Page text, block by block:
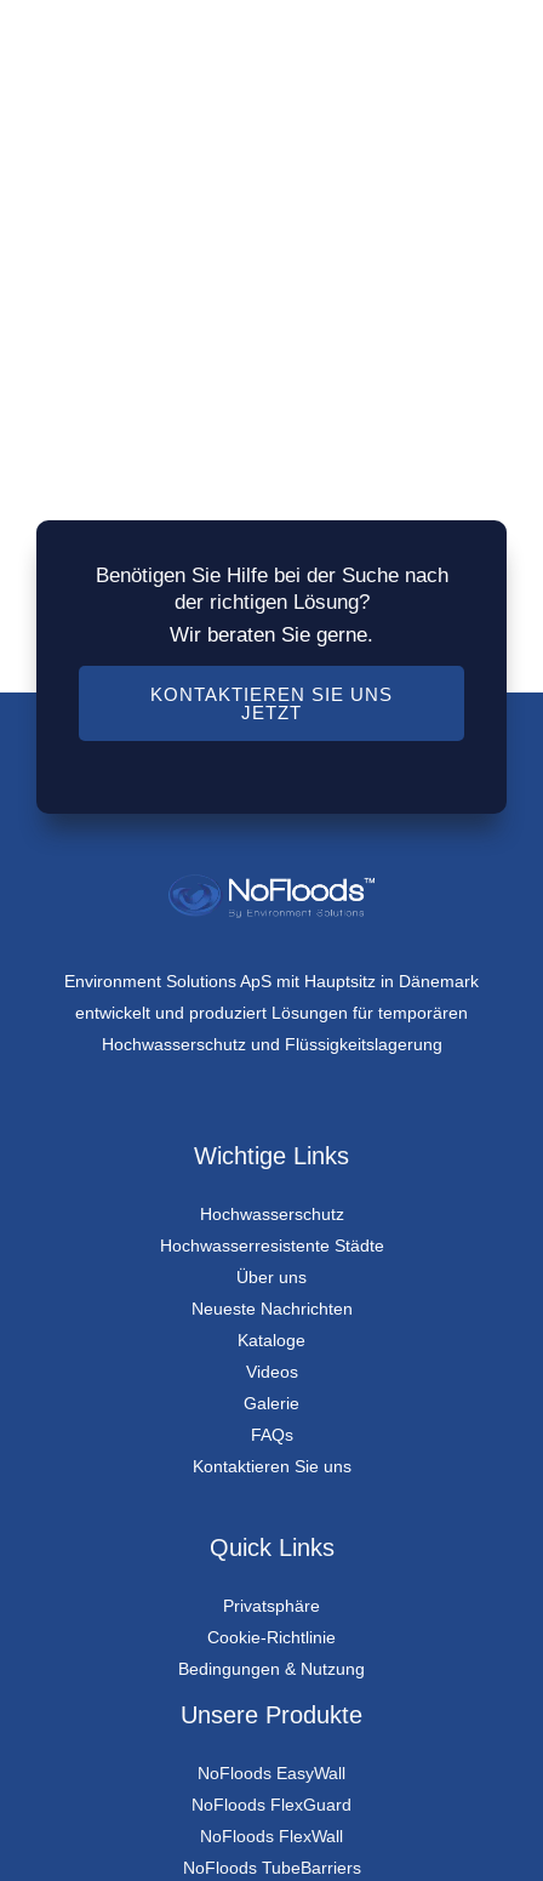
Benötigen Sie Hilfe bei der Suche nach
der richtigen Lösung?
Wir beraten Sie gerne.
KONTAKTIEREN SIE UNS
JETZT
Environment Solutions ApS mit Hauptsitz in Dänemark
entwickelt und produziert Lösungen für temporären
Hochwasserschutz und Flüssigkeitslagerung
Wichtige Links
Hochwasserschutz
Hochwasserresistente Städte
Über uns
Neueste Nachrichten
Kataloge
Videos
Galerie
FAQs
Kontaktieren Sie uns
Quick Links
Privatsphäre
Cookie-Richtlinie
Bedingungen & Nutzung
Unsere Produkte
NoFloods EasyWall
NoFloods FlexGuard
NoFloods FlexWall
NoFloods TubeBarriers